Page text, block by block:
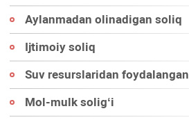
Aylanmadan olinadigan soliq
Ijtimoiy soliq
Suv resurslaridan
Mol-mulk soligʻi